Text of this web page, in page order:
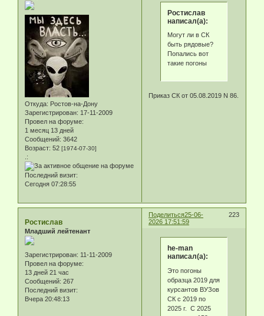
Откуда: Ростов-на-Дону
Зарегистрирован: 17-11-2009
Провел на форуме:
1 месяц 13 дней
Сообщений: 3642
Возраст: 52 [1974-07-30]
.:
Последний визит:
Сегодня 07:28:55
Ростислав
написал(а):
Могут ли в СК
быть рядовые?
Попались вот
такие погоны
Приказ СК от 05.08.2019 N 86.
Поделиться 223
25-06-
2026 17:51:59
Ростислав
Младший лейтенант
Зарегистрирован: 11-11-2009
Провел на форуме:
13 дней 21 час
Сообщений: 267
Последний визит:
Вчера 20:48:13
he-man
написал(а):
Это погоны
образца 2019 для
курсантов ВУЗов
СК с 2019 по
2025 г. С 2025